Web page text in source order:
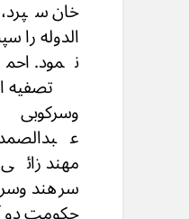
خان
الدوله را
نمود.
مهند
سرهند